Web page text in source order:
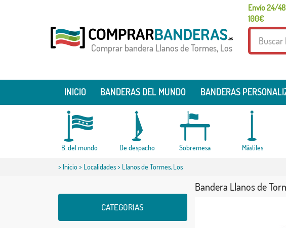
Envío 24/
100€
Comprar bandera Llanos de Tormes, Los
INICIO BANDERAS DEL MUNDO BANDERAS
B. del mundo De despacho Sobremesa Mástiles
> Inicio> Localidades> Llanos de Tormes, Los
CATEGORIAS
Bandera Llanos de